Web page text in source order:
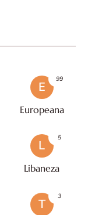
E
Europeana
99
L
Libaneza
5
T
3